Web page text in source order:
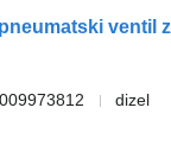
dizel